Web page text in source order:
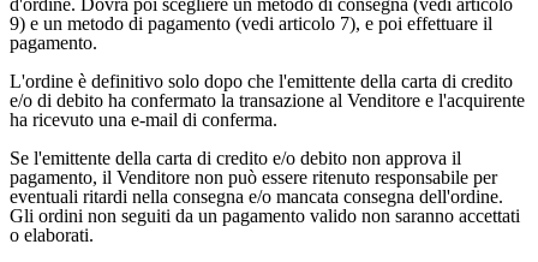
d'ordine. Dovrà poi scegliere un metodo di consegna (vedi articolo
9) e un metodo di pagamento (vedi articolo 7), e poi effettuare il
pagamento.
L'ordine è definitivo solo dopo che l'emittente della carta di credito
e/o di debito ha confermato la transazione al Venditore e l'acquirente
ha ricevuto una e-mail di conferma.
Se l'emittente della carta di credito e/o debito non approva il
pagamento, il Venditore non può essere ritenuto responsabile per
eventuali ritardi nella consegna e/o mancata consegna dell'ordine.
Gli ordini non seguiti da un pagamento valido non saranno accettati
o elaborati.